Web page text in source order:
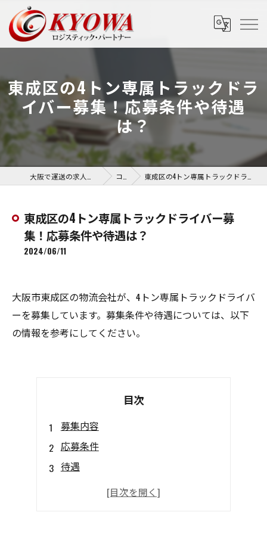
東成区の4トン専属トラックドラ
イバー募集！応募条件や待遇
は？
コラム 東成区の4トン専属トラックドライバー募集！応募条件や待遇は？
東成区の4トン専属トラックドライバー募
集！応募条件や待遇は？
2024/06/11
大阪市東成区の物流会社が、4トン専属トラックドライバ
ーを募集しています。募集条件や待遇については、以下
の情報を参考にしてください。
目次
募集内容
応募条件
待遇